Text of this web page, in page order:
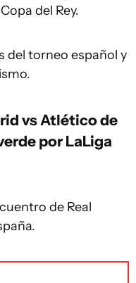
del Rey.
del torneo español y
vs Atlético de
por LaLiga
de Real